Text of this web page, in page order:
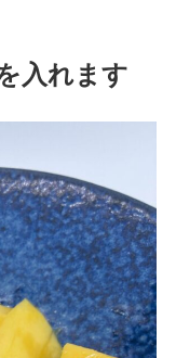
入れます